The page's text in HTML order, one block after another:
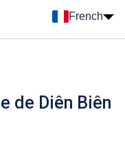
French
de Diên Biên